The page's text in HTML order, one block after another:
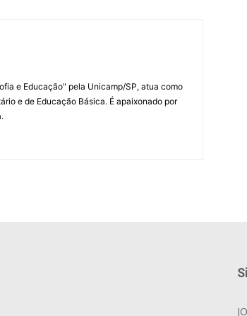
e Educação" pela Unicamp/SP, atua como
e de Educação Básica. É apaixonado por